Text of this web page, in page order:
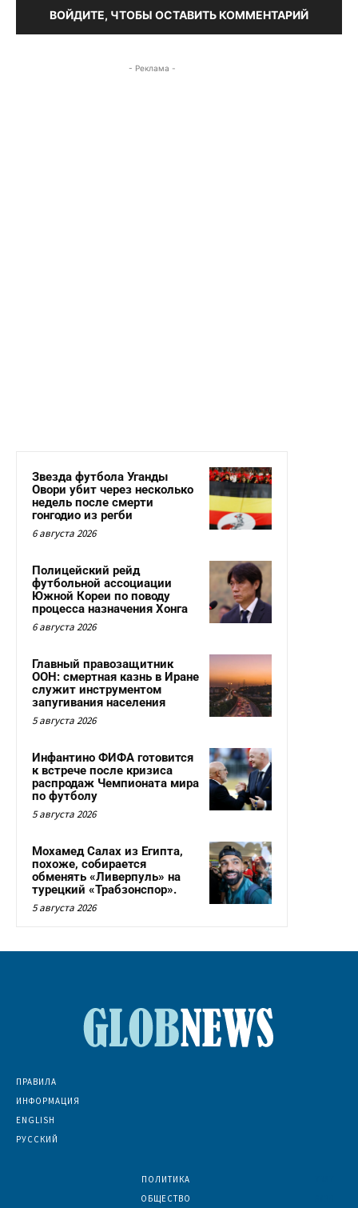
ВОЙДИТЕ, ЧТОБЫ ОСТАВИТЬ КОММЕНТАРИЙ
- Реклама -
Звезда футбола Уганды
Овори убит через несколько
недель после смерти
гонгодио из регби
6 августа 2026
Полицейский рейд
футбольной ассоциации
Южной Кореи по поводу
процесса назначения Хонга
6 августа 2026
Главный правозащитник
ООН: смертная казнь в Иране
служит инструментом
запугивания населения
5 августа 2026
Инфантино ФИФА готовится
к встрече после кризиса
распродаж Чемпионата мира
по футболу
5 августа 2026
Мохамед Салах из Египта,
похоже, собирается
обменять «Ливерпуль» на
турецкий «Трабзонспор».
5 августа 2026
ПРАВИЛА
ИНФОРМАЦИЯ
ENGLISH
РУССКИЙ
ПОЛИТИКА
ОБЩЕСТВО